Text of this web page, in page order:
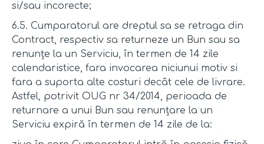
si/sau incorecte;
6.5. Cumparatorul are dreptul sa se retraga din
Contract, respectiv sa returneze un Bun sau sa
renunțe la un Serviciu, în termen de 14 zile
calendaristice, fara invocarea niciunui motiv si
fara a suporta alte costuri decât cele de livrare.
Astfel, potrivit OUG nr 34/2014, perioada de
returnare a unui Bun sau renunțare la un
Serviciu expiră în termen de 14 zile de la: